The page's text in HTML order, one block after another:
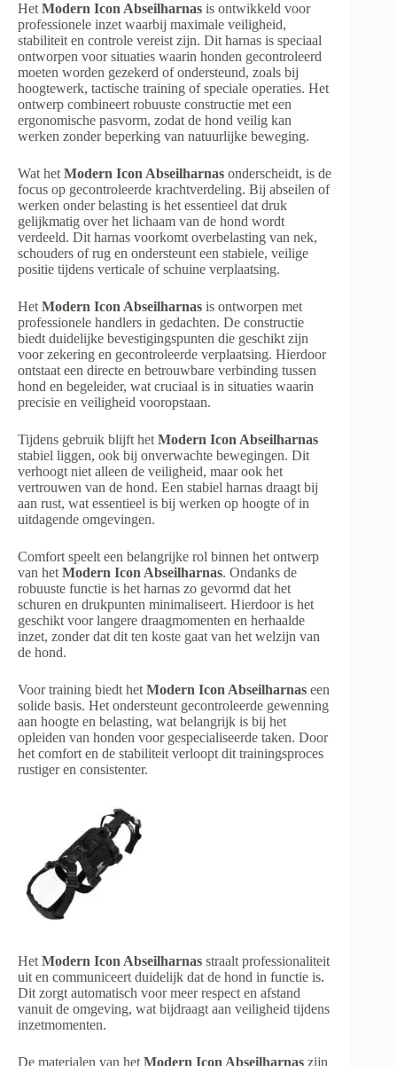
Het Modern Icon Abseilharnas is ontwikkeld voor
professionele inzet waarbij maximale veiligheid,
stabiliteit en controle vereist zijn. Dit harnas is speciaal
ontworpen voor situaties waarin honden gecontroleerd
moeten worden gezekerd of ondersteund, zoals bij
hoogtewerk, tactische training of speciale operaties. Het
ontwerp combineert robuuste constructie met een
ergonomische pasvorm, zodat de hond veilig kan
werken zonder beperking van natuurlijke beweging.
Wat het Modern Icon Abseilharnas onderscheidt, is de
focus op gecontroleerde krachtverdeling. Bij abseilen of
werken onder belasting is het essentieel dat druk
gelijkmatig over het lichaam van de hond wordt
verdeeld. Dit harnas voorkomt overbelasting van nek,
schouders of rug en ondersteunt een stabiele, veilige
positie tijdens verticale of schuine verplaatsing.
Het Modern Icon Abseilharnas is ontworpen met
professionele handlers in gedachten. De constructie
biedt duidelijke bevestigingspunten die geschikt zijn
voor zekering en gecontroleerde verplaatsing. Hierdoor
ontstaat een directe en betrouwbare verbinding tussen
hond en begeleider, wat cruciaal is in situaties waarin
precisie en veiligheid vooropstaan.
Tijdens gebruik blijft het Modern Icon Abseilharnas
stabiel liggen, ook bij onverwachte bewegingen. Dit
verhoogt niet alleen de veiligheid, maar ook het
vertrouwen van de hond. Een stabiel harnas draagt bij
aan rust, wat essentieel is bij werken op hoogte of in
uitdagende omgevingen.
Comfort speelt een belangrijke rol binnen het ontwerp
van het Modern Icon Abseilharnas. Ondanks de
robuuste functie is het harnas zo gevormd dat het
schuren en drukpunten minimaliseert. Hierdoor is het
geschikt voor langere draagmomenten en herhaalde
inzet, zonder dat dit ten koste gaat van het welzijn van
de hond.
Voor training biedt het Modern Icon Abseilharnas een
solide basis. Het ondersteunt gecontroleerde gewenning
aan hoogte en belasting, wat belangrijk is bij het
opleiden van honden voor gespecialiseerde taken. Door
het comfort en de stabiliteit verloopt dit trainingsproces
rustiger en consistenter.
Het Modern Icon Abseilharnas straalt professionaliteit
uit en communiceert duidelijk dat de hond in functie is.
Dit zorgt automatisch voor meer respect en afstand
vanuit de omgeving, wat bijdraagt aan veiligheid tijdens
inzetmomenten.
De materialen van het Modern Icon Abseilharnas zijn